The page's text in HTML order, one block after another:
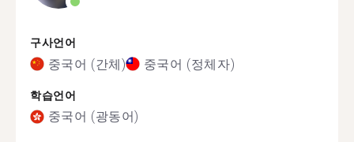
구사언어
중국어 (간체) 중국어 (정체자)
학습언어
중국어 (광동어)